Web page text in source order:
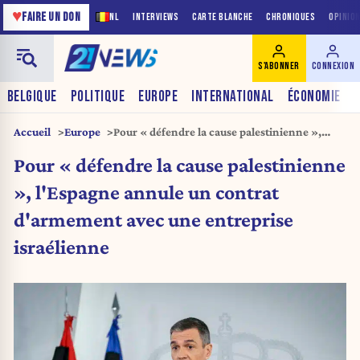
NL INTERVIEWS CARTE BLANCHE CHRONIQUES
♥FAIRE UN DON
BELGIQUE POLITIQUE EUROPE INTERNATIONAL ÉCONOMIE
S'ABONNER CONNEXION
Accueil Europe
Pour « défendre la cause palestinienne »,
avec une entreprise israélienne
Pour « défendre la cause palestinienne
», l'Espagne annule un contrat
d'armement avec une entreprise
israélienne